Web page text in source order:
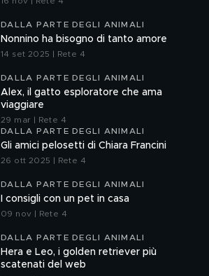
DALLA PARTE DEGLI ANIMALI
Nonnino ha bisogno di tanto amore
14 set 2025 | Rete 4
DALLA PARTE DEGLI ANIMALI
Alex, il gatto esploratore che ama
viaggiare
29 mar | Rete 4
DALLA PARTE DEGLI ANIMALI
Gli amici pelosetti di Chiara Francini
26 ott 2025 | Rete 4
DALLA PARTE DEGLI ANIMALI
I consigli con un pet in casa
09 nov | Rete 4
DALLA PARTE DEGLI ANIMALI
Hera e Leo, i golden retriever più
scatenati del web